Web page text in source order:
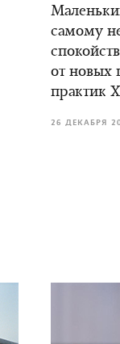
самому
от новых
практик
26 ДЕКАБРЯ